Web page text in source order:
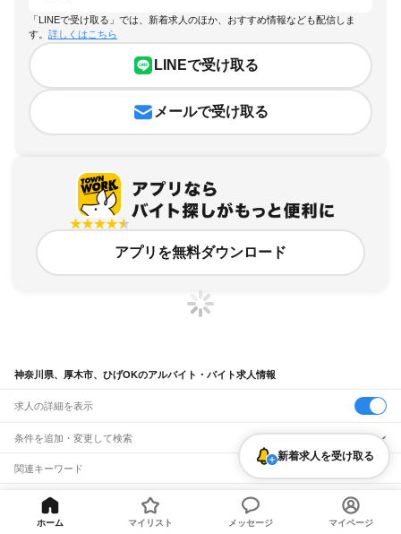
「LINEで受け取る」では、新着求人のほか、おすすめ情報なども配信しま
す。 詳しくはこちら
LINEで受け取る
メールで受け取る
アプリを無料ダウンロード
神奈川県、厚木市、ひげOKのアルバイト・バイト求人情報
求人の詳細を表示
条件を追加・変更して検索
市区町村を追加・変更
神奈川県
横浜市
駅を追加・変更
職種を追加・変更
関連キーワード
神奈川県 ひげOK タイミー神奈川県 厚木市 おー
バイトTOP 厚木市 ひげOKのアルバイト・バイト・求人
新着求人を受け取る
ホーム マイリスト メッセージ マイページ